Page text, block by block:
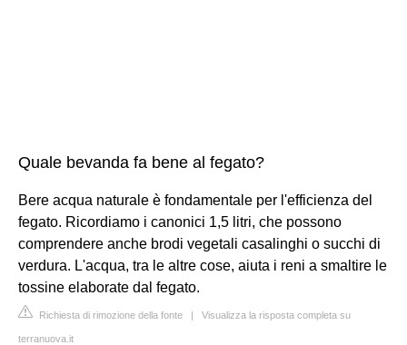
Quale bevanda fa bene al fegato?
Bere acqua naturale è fondamentale per l'efficienza del
fegato. Ricordiamo i canonici 1,5 litri, che possono
comprendere anche brodi vegetali casalinghi o succhi di
verdura. L'acqua, tra le altre cose, aiuta i reni a smaltire le
tossine elaborate dal fegato.
Richiesta di rimozione della fonte | Visualizza la risposta completa su
terranuova.it